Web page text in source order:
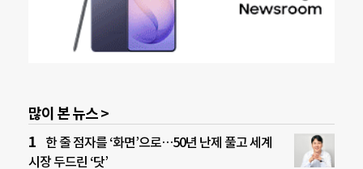
많이 본 뉴스 >
한 줄 점자를 ‘화면’으로…50년 난제 풀고 세계
시장 두드린 ‘닷’